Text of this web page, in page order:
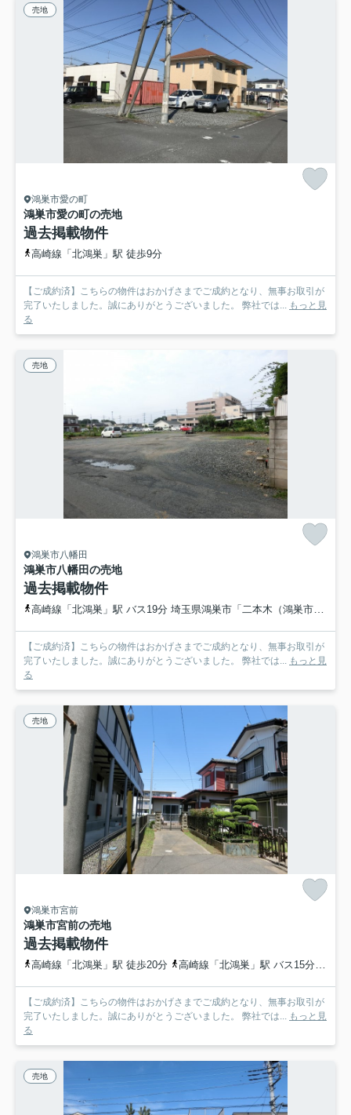
売地
鴻巣市愛の町
鴻巣市愛の町の売地
過去掲載物件
高崎線「北鴻巣」駅 徒歩9分
【ご成約済】こちらの物件はおかげさまでご成約となり、無事お取引が
完了いたしました。誠にありがとうございました。 弊社では...
もっと見
る
売地
鴻巣市八幡田
鴻巣市八幡田の売地
過去掲載物件
高崎線「北鴻巣」駅 バス19分 埼玉県鴻巣市「二本木（鴻巣市）」 停歩10分
【ご成約済】こちらの物件はおかげさまでご成約となり、無事お取引が
完了いたしました。誠にありがとうございました。 弊社では...
もっと見
る
売地
鴻巣市宮前
鴻巣市宮前の売地
過去掲載物件
高崎線「北鴻巣」駅 徒歩20分 高崎線「北鴻巣」駅 バス15分 埼玉県鴻巣市「箕田小前」 停歩3分
【ご成約済】こちらの物件はおかげさまでご成約となり、無事お取引が
完了いたしました。誠にありがとうございました。 弊社では...
もっと見
る
売地